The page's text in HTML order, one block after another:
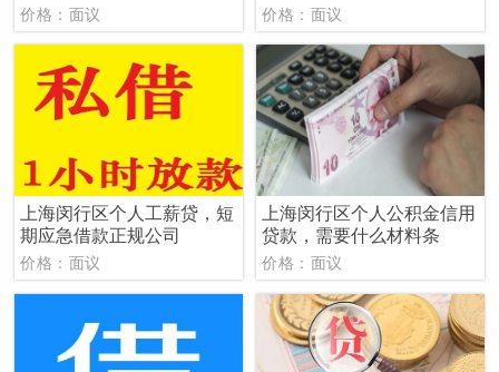
价格：面议 价格：面议
上海闵行区个人工薪贷，短
期应急借款正规公司
价格：面议
上海闵行区个人公积金信用
贷款，需要什么材料条
价格：面议